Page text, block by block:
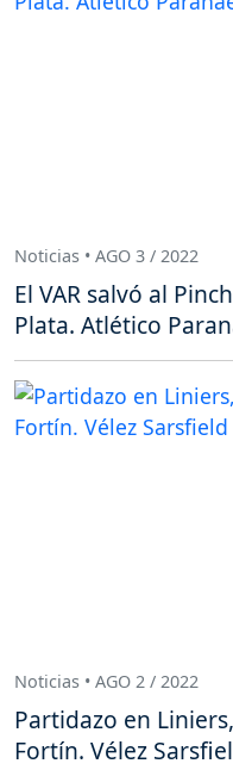
Noticias • AGO 3 / 2022
El VAR salvó al
Plata. Atlético
Noticias • AGO 2 / 2022
Partidazo en
Fortín. Vélez